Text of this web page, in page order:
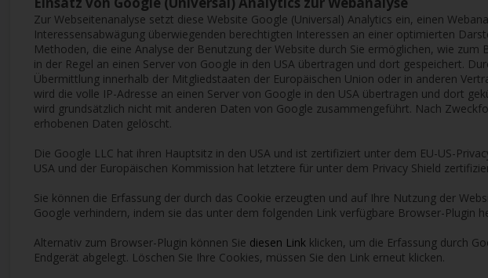
Zur Webseitenanalyse setzt diese Website Google (Universal) Analytics ein, einen
Interessensabwägung überwiegenden berechtigten Interessen an einer optimierten
Methoden, die eine Analyse der Benutzung der Website durch Sie ermöglichen, wie
in der Regel an einen Server von Google in den USA übertragen und dort gespeichert.
Übermittlung innerhalb der Mitgliedstaaten der Europäischen Union oder in anderen
wird die volle IP-Adresse an einen Server von Google in den USA übertragen und dort
wird grundsätzlich nicht mit anderen Daten von Google zusammengeführt. Nach
erhobenen Daten gelöscht.
Die Google LLC hat ihren Hauptsitz in den USA und ist zertifiziert unter dem EU-US-
USA und der Europäischen Kommission hat letztere für unter dem Privacy Shield
Sie können die Erfassung der durch das Cookie erzeugten und auf Ihre Nutzung der
Google verhindern, indem sie das unter dem folgenden Link verfügbare Browser-
Alternativ zum Browser-Plugin können Sie diesen Link klicken, um die Erfassung durch
Endgerät abgelegt. Löschen Sie Ihre Cookies, müssen Sie den Link erneut klicken.